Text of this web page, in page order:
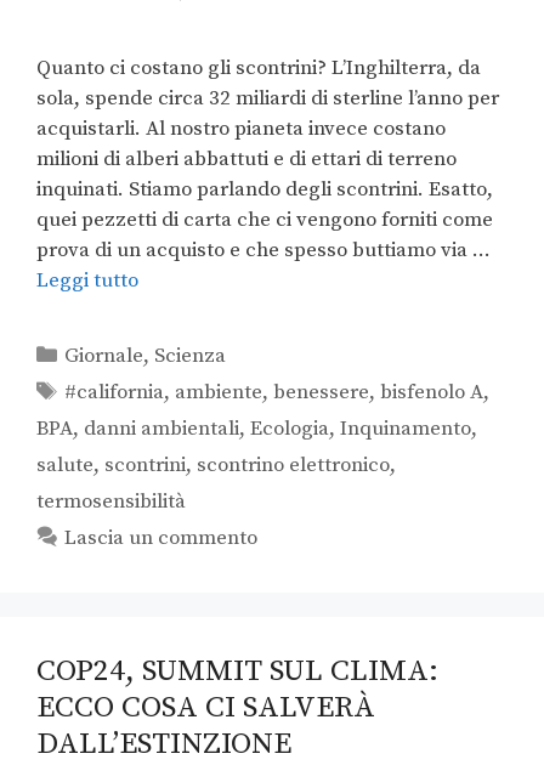
Quanto ci costano gli scontrini? L’Inghilterra, da
sola, spende circa 32 miliardi di sterline l’anno per
acquistarli. Al nostro pianeta invece costano
milioni di alberi abbattuti e di ettari di terreno
inquinati. Stiamo parlando degli scontrini. Esatto,
quei pezzetti di carta che ci vengono forniti come
prova di un acquisto e che spesso buttiamo via …
Leggi tutto
Giornale, Scienza
#california, ambiente,benessere,bisfenolo A,
BPA, danni ambientali, Ecologia, Inquinamento,
salute, scontrini, scontrino elettronico,
termosensibilità
Lascia un commento
COP24, SUMMIT SUL CLIMA:
ECCO COSA CI SALVERÀ
DALL’ESTINZIONE